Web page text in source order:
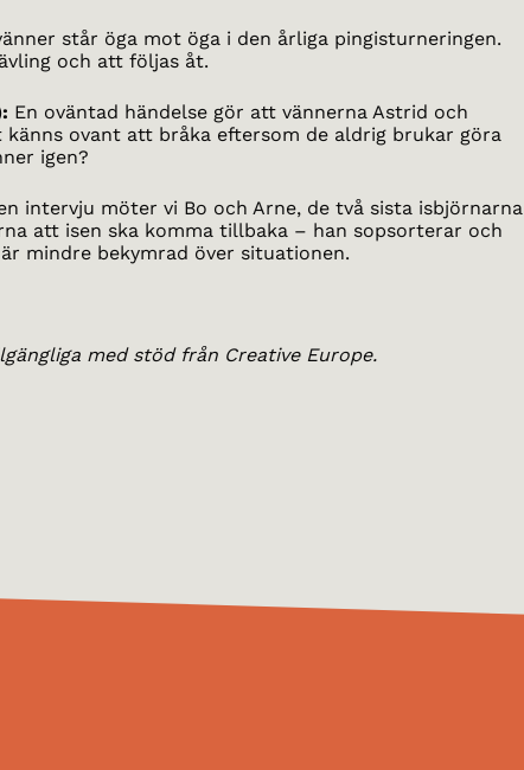
står öga mot öga i den årliga pingisturneringen.
och att följas åt.
En oväntad händelse gör att vännerna Astrid och
känns ovant att bråka eftersom de aldrig brukar göra
igen?
intervju möter vi Bo och Arne, de två sista isbjörnarna
att isen ska komma tillbaka – han sopsorterar och
mindre bekymrad över situationen.
med stöd från Creative Europe.